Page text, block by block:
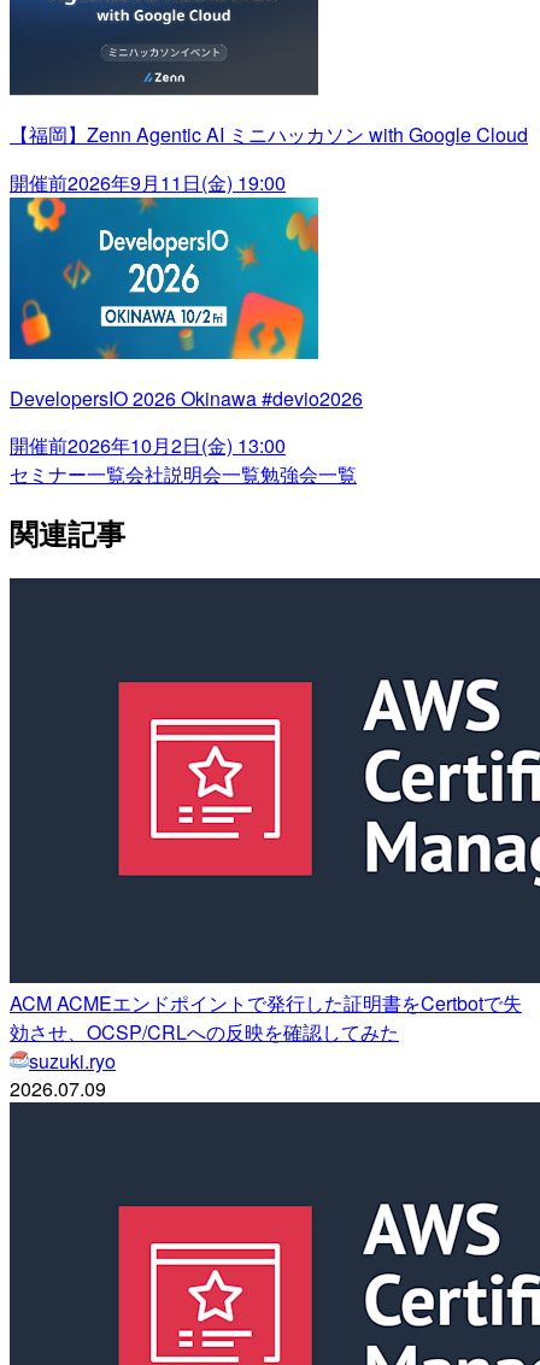
【福岡】Zenn Agentic AI ミニハッカソン with Google Cloud
開催前2026年9月11日(金) 19:00
DevelopersIO 2026 Okinawa #devio2026
開催前2026年10月2日(金) 13:00
セミナー一覧会社説明会一覧勉強会一覧
関連記事
ACM ACMEエンドポイントで発行した証明書をCertbotで失
効させ、OCSP/CRLへの反映を確認してみた
suzuki.ryo
2026.07.09